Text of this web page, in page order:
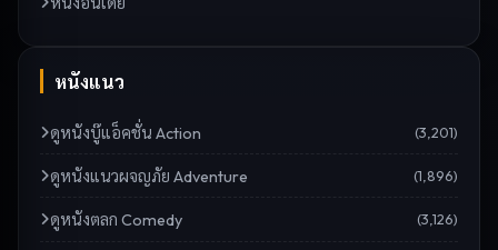
หนังแนว
ดูหนังบู๊แอ็คชั่น Action (3,201)
ดูหนังแนวผจญภัย Adventure (1,896)
ดูหนังตลก Comedy (3,126)